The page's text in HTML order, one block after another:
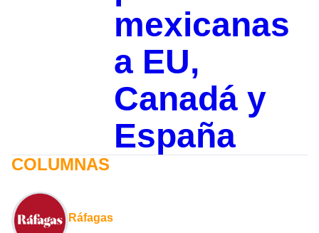
mexicanas
a EU,
Canadá y
España
COLUMNAS
Ráfagas